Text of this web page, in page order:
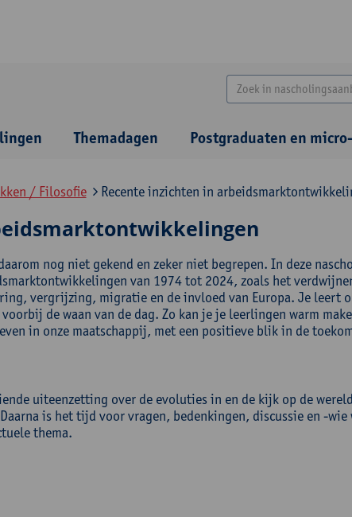
Themadagen Postgraduaten en
/ Filosofie Recente inzichten in
nog niet gekend en zeker niet begrepen. In deze
van 1974 tot 2024, zoals het
vergrijzing, migratie en de invloed van Europa. Je leert
de waan van de dag. Zo kan je je leerlingen warm
in onze maatschappij, met een positieve blik in de
uiteenzetting over de evoluties in en de kijk op de
is het tijd voor vragen, bedenkingen, discussie en -wie
thema.